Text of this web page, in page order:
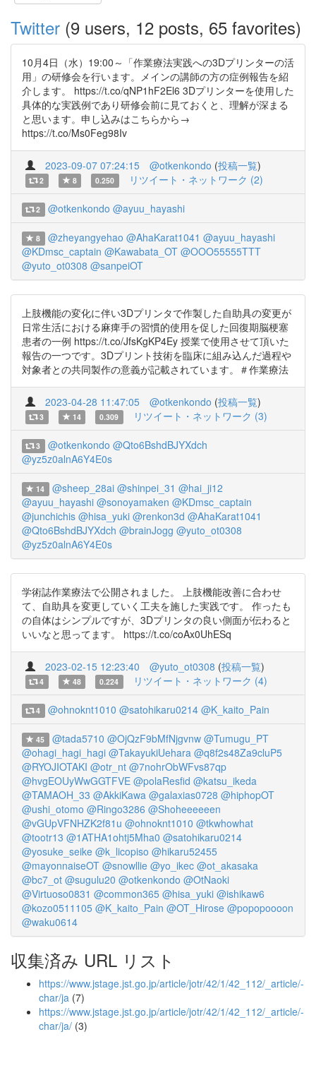
Twitter (9 users, 12 posts, 65 favorites)
10月4日（水）19:00～「作業療法実践への3Dプリンターの活
用」の研修会を行います。メインの講師の方の症例報告を紹
介します。 https://t.co/qNP1hF2El6 3Dプリンターを使用した
具体的な実践例であり研修会前に見ておくと、理解が深まる
と思います。申し込みはこちらから→
https://t.co/Ms0Feg98Iv
2023-09-07 07:24:15 @otkenkondo (投稿一覧)
2 8 0.250 リツイート・ネットワーク (2)
2 @otkenkondo @ayuu_hayashi
8 @zheyangyehao @AhaKarat1041 @ayuu_hayashi
@KDmsc_captain @Kawabata_OT @OOO55555TTT
@yuto_ot0308 @sanpeiOT
上肢機能の変化に伴い3Dプリンタで作製した自助具の変更が
日常生活における麻痺手の習慣的使用を促した回復期脳梗塞
患者の一例 https://t.co/JfsKgKP4Ey 授業で使用させて頂いた
報告の一つです。3Dプリント技術を臨床に組み込んだ過程や
対象者との共同製作の意義が記載されています。＃作業療法
2023-04-28 11:47:05 @otkenkondo (投稿一覧)
3 14 0.309 リツイート・ネットワーク (3)
3 @otkenkondo @Qto6BshdBJYXdch
@yz5z0alnA6Y4E0s
14 @sheep_28ai @shinpei_31 @hai_ji12
@ayuu_hayashi @sonoyamaken @KDmsc_captain
@junchichis @hisa_yuki @renkon3d @AhaKarat1041
@Qto6BshdBJYXdch @brainJogg @yuto_ot0308
@yz5z0alnA6Y4E0s
学術誌作業療法で公開されました。 上肢機能改善に合わせ
て、自助具を変更していく工夫を施した実践です。 作ったも
の自体はシンプルですが、3Dプリンタの良い側面が伝わると
いいなと思ってます。 https://t.co/coAx0UhESq
2023-02-15 12:23:40 @yuto_ot0308 (投稿一覧)
4 48 0.224 リツイート・ネットワーク (4)
4 @ohnoknt1010 @satohikaru0214 @K_kaito_Pain
45 @tada5710 @OjQzF9bMfNjgvnw @Tumugu_PT
@ohagi_hagi_hagi @TakayukiUehara @q8f2s48Za9cluP5
@RYOJIOTAKI @otr_nt @7nohrObWFvs87qp
@hvgEOUyWwGGTFVE @polaResfid @katsu_ikeda
@TAMAOH_33 @AkkiKawa @galaxias0728 @hiphopOT
@ushi_otomo @Ringo3286 @Shoheeeeeen
@vGUpVFNHZK2f81u @ohnoknt1010 @tkwhowhat
@tootr13 @1ATHA1ohtj5Mha0 @satohikaru0214
@yosuke_seike @k_licopiso @hikaru52455
@mayonnaiseOT @snowllie @yo_ikec @ot_akasaka
@bc7_ot @sugulu20 @otkenkondo @OtNaoki
@Virtuoso0831 @common365 @hisa_yuki @ishikaw6
@kozo0511105 @K_kaito_Pain @OT_Hirose @popopoooon
@waku0614
収集済み URL リスト
https://www.jstage.jst.go.jp/article/jotr/42/1/42_112/_article/-
char/ja (7)
https://www.jstage.jst.go.jp/article/jotr/42/1/42_112/_article/-
char/ja/ (3)